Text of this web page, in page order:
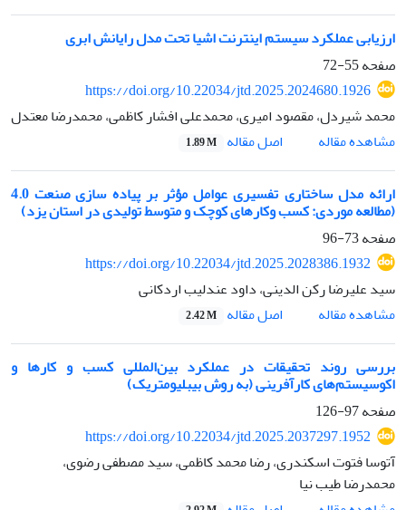
ارزیابی عملکرد سیستم اینترنت اشیا تحت مدل رایانش ابری
صفحه55-72
https://doi.org/10.22034/jtd.2025.2024680.1926
محمد شیردل، مقصود امیری، محمدعلی افشار کاظمی، ﻣﺤﻤﺪرﺿﺎ ﻣﻌﺘﺪل
مشاهده مقاله
اصل مقاله 1.89 M
ارائه مدل ساختاری تفسیری عوامل مؤثر بر پیاده سازی صنعت 4.0
(مطالعه موردی: کسب وکارهای کوچک و متوسط تولیدی در استان یزد)
صفحه73-96
https://doi.org/10.22034/jtd.2025.2028386.1932
سید علیرضا رکن الدینی، داود عندلیب اردکانی
مشاهده مقاله
اصل مقاله 2.42 M
بررسی روند تحقیقات در عملکرد بین‌المللی کسب و کارها و
اکوسیستم‌های کارآفرینی (به روش بیبلیومتریک)
صفحه97-126
https://doi.org/10.22034/jtd.2025.2037297.1952
آتوسا فتوت اسکندری، رضا محمد کاظمی، سید مصطفی رضوی،
محمدرضا طیب نیا